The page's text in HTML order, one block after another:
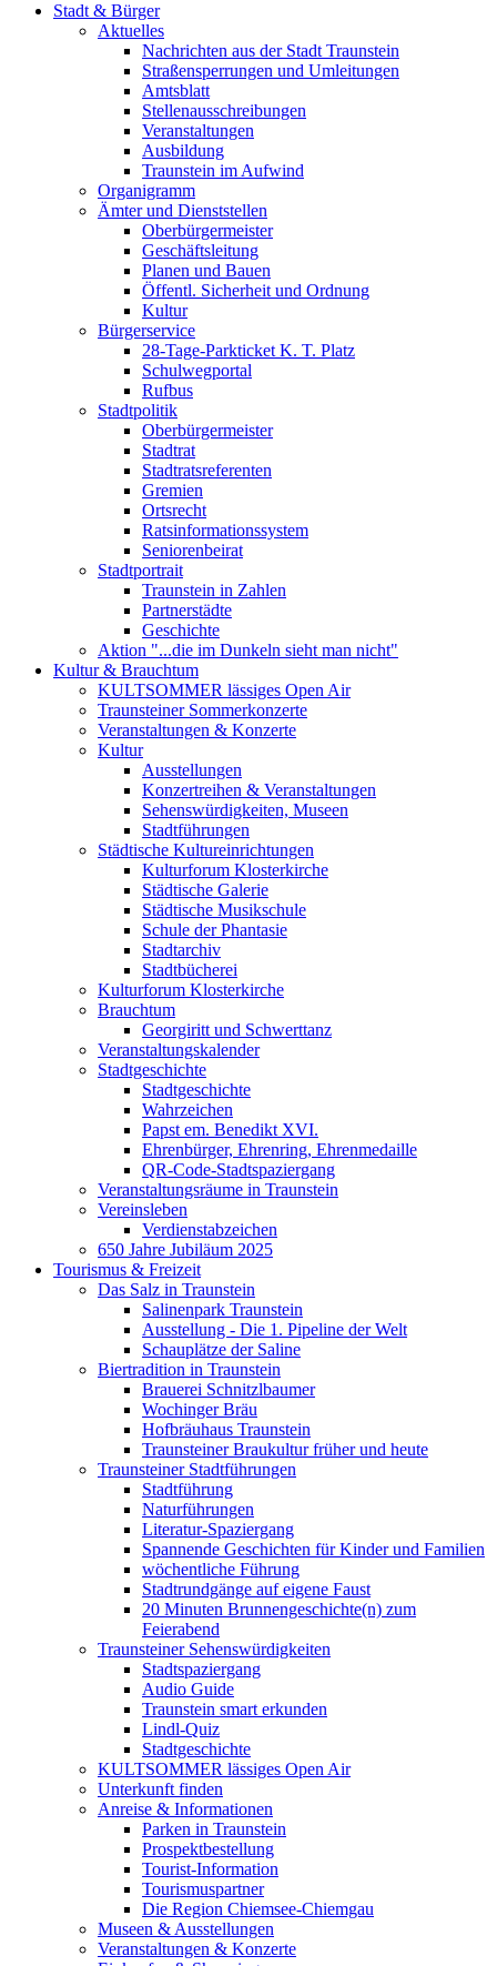
Stadt & Bürger
Aktuelles
Nachrichten aus der Stadt Traunstein
Straßensperrungen und Umleitungen
Amtsblatt
Stellenausschreibungen
Veranstaltungen
Ausbildung
Traunstein im Aufwind
Organigramm
Ämter und Dienststellen
Oberbürgermeister
Geschäftsleitung
Planen und Bauen
Öffentl. Sicherheit und Ordnung
Kultur
Bürgerservice
28-Tage-Parkticket K. T. Platz
Schulwegportal
Rufbus
Stadtpolitik
Oberbürgermeister
Stadtrat
Stadtratsreferenten
Gremien
Ortsrecht
Ratsinformationssystem
Seniorenbeirat
Stadtportrait
Traunstein in Zahlen
Partnerstädte
Geschichte
Aktion "...die im Dunkeln sieht man nicht"
Kultur & Brauchtum
KULTSOMMER lässiges Open Air
Traunsteiner Sommerkonzerte
Veranstaltungen & Konzerte
Kultur
Ausstellungen
Konzertreihen & Veranstaltungen
Sehenswürdigkeiten, Museen
Stadtführungen
Städtische Kultureinrichtungen
Kulturforum Klosterkirche
Städtische Galerie
Städtische Musikschule
Schule der Phantasie
Stadtarchiv
Stadtbücherei
Kulturforum Klosterkirche
Brauchtum
Georgiritt und Schwerttanz
Veranstaltungskalender
Stadtgeschichte
Stadtgeschichte
Wahrzeichen
Papst em. Benedikt XVI.
Ehrenbürger, Ehrenring, Ehrenmedaille
QR-Code-Stadtspaziergang
Veranstaltungsräume in Traunstein
Vereinsleben
Verdienstabzeichen
650 Jahre Jubiläum 2025
Tourismus & Freizeit
Das Salz in Traunstein
Salinenpark Traunstein
Ausstellung - Die 1. Pipeline der Welt
Schauplätze der Saline
Biertradition in Traunstein
Brauerei Schnitzlbaumer
Wochinger Bräu
Hofbräuhaus Traunstein
Traunsteiner Braukultur früher und heute
Traunsteiner Stadtführungen
Stadtführung
Naturführungen
Literatur-Spaziergang
Spannende Geschichten für Kinder und Familien
wöchentliche Führung
Stadtrundgänge auf eigene Faust
20 Minuten Brunnengeschichte(n) zum
Feierabend
Traunsteiner Sehenswürdigkeiten
Stadtspaziergang
Audio Guide
Traunstein smart erkunden
Lindl-Quiz
Stadtgeschichte
KULTSOMMER lässiges Open Air
Unterkunft finden
Anreise & Informationen
Parken in Traunstein
Prospektbestellung
Tourist-Information
Tourismuspartner
Die Region Chiemsee-Chiemgau
Museen & Ausstellungen
Veranstaltungen & Konzerte